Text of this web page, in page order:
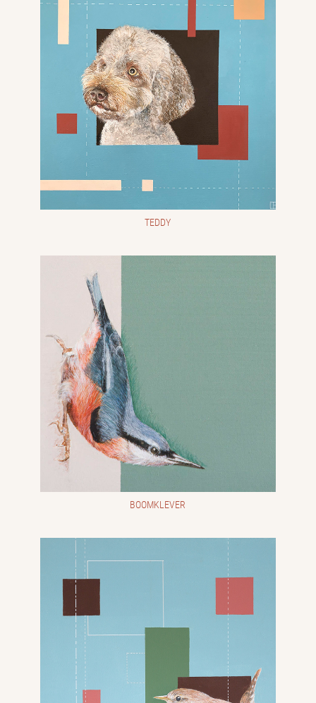
TEDDY
BOOMKLEVER